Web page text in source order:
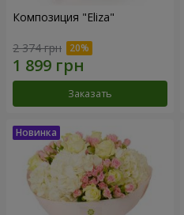
Композиция "Eliza"
2 374 грн
Заказать